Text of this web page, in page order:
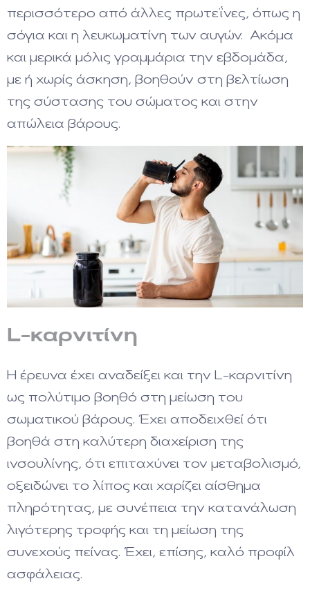
περισσότερο από άλλες πρωτεΐνες, όπως η
σόγια και η λευκωματίνη των αυγών. Ακόμα
και μερικά μόλις γραμμάρια την εβδομάδα,
με ή χωρίς άσκηση, βοηθούν στη βελτίωση
της σύστασης του σώματος και στην
απώλεια βάρους.
L-καρνιτίνη
Η έρευνα έχει αναδείξει και την L-καρνιτίνη
ως πολύτιμο βοηθό στη μείωση του
σωματικού βάρους. Έχει αποδειχθεί ότι
βοηθά στη καλύτερη διαχείριση της
ινσουλίνης, ότι επιταχύνει τον μεταβολισμό,
οξειδώνει το λίπος και χαρίζει αίσθημα
πληρότητας, με συνέπεια την κατανάλωση
λιγότερης τροφής και τη μείωση της
συνεχούς πείνας. Έχει, επίσης, καλό προφίλ
ασφάλειας.